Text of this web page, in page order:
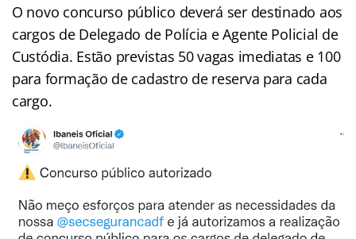
O novo concurso público deverá ser destinado aos
cargos de Delegado de Polícia e Agente Policial de
Custódia. Estão previstas 50 vagas imediatas e 100
para formação de cadastro de reserva para cada
cargo.